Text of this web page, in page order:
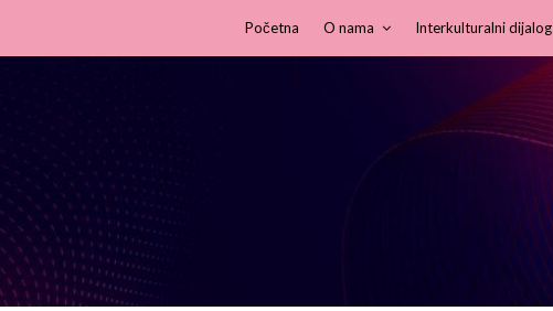
Početna O nama Interkulturalni dijalog